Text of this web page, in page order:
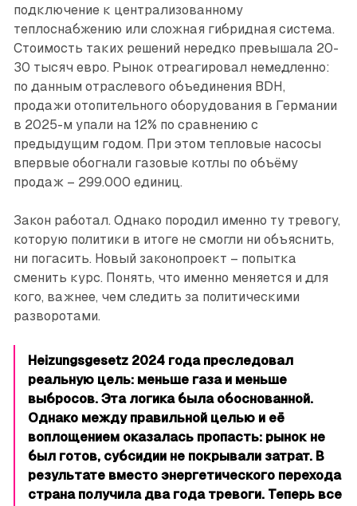
подключение к централизованному
теплоснабжению или сложная гибридная система.
Стоимость таких решений нередко превышала 20-
30 тысяч евро. Рынок отреагировал немедленно:
по данным отраслевого объединения BDH,
продажи отопительного оборудования в Германии
в 2025-м упали на 12% по сравнению с
предыдущим годом. При этом тепловые насосы
впервые обогнали газовые котлы по объёму
продаж – 299.000 единиц.
Закон работал. Однако породил именно ту тревогу,
которую политики в итоге не смогли ни объяснить,
ни погасить. Новый законопроект – попытка
сменить курс. Понять, что именно меняется и для
кого, важнее, чем следить за политическими
разворотами.
Heizungsgesetz 2024 года преследовал
реальную цель: меньше газа и меньше
выбросов. Эта логика была обоснованной.
Однако между правильной целью и её
воплощением оказалась пропасть: рынок не
был готов, субсидии не покрывали затрат. В
результате вместо энергетического перехода
страна получила два года тревоги. Теперь все